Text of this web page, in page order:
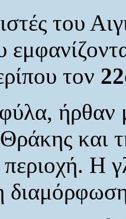
του
τον
και
περιοχή.